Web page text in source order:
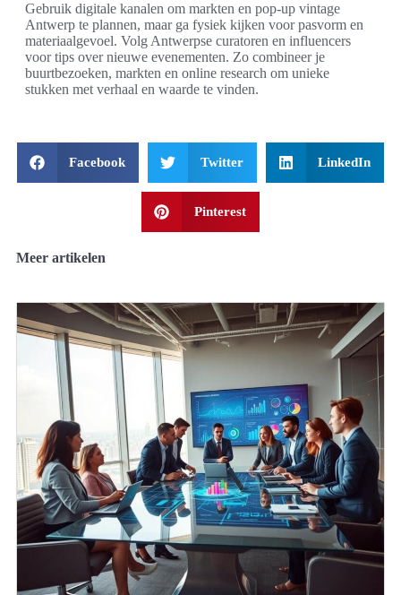
Gebruik digitale kanalen om markten en pop-up vintage
Antwerp te plannen, maar ga fysiek kijken voor pasvorm en
materiaalgevoel. Volg Antwerpse curatoren en influencers
voor tips over nieuwe evenementen. Zo combineer je
buurtbezoeken, markten en online research om unieke
stukken met verhaal en waarde te vinden.
Facebook Twitter LinkedIn
Pinterest
Meer artikelen